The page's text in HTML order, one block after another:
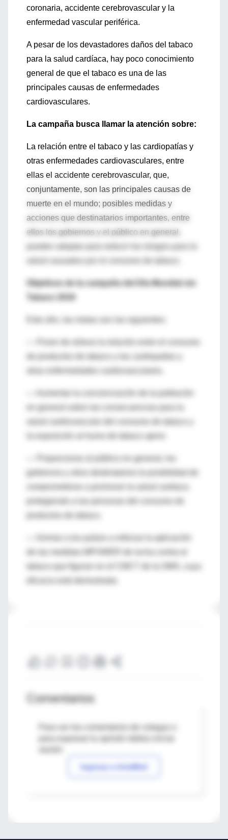
coronaria, accidente cerebrovascular y la
enfermedad vascular periférica.
A pesar de los devastadores daños del tabaco
para la salud cardíaca, hay poco conocimiento
general de que el tabaco es una de las
principales causas de enfermedades
cardiovasculares.
La campaña busca llamar la atención sobre:
La relación entre el tabaco y las cardiopatías y
otras enfermedades cardiovasculares, entre
ellas el accidente cerebrovascular, que,
conjuntamente, son las principales causas de
muerte en el mundo; posibles medidas y
acciones que destinatarios importantes, entre
ellos los gobiernos y el público en general,
pueden adoptar para reducir los riesgos para la
Objetivos de la campaña del Día Mundial sin
Tabaco 2018
Este año, las metas son las siguientes:
de productos de tabaco y las cardiopatías y
en general sobre las consecuencias para la
la exposición al humo de tabaco ajeno
— Proporcionar al público en general, los
gobiernos y otros destinatarios la posibilidad de
protegiendo a las personas del consumo de
— Animar a los países a reforzar la aplicación
tabaco que figuran en el CMCT de la OMS, cuya
Comentarios
Para ver los comentarios de colegas o
Ingresar a IntraMed